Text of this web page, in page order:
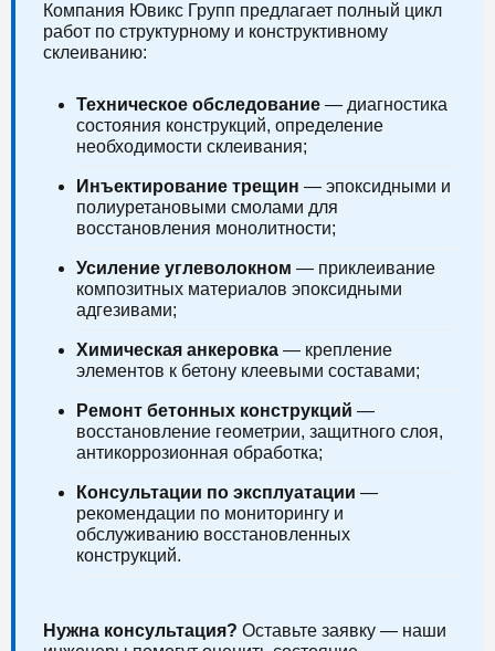
Компания Ювикс Групп предлагает полный цикл
работ по структурному и конструктивному
склеиванию:
Техническое обследование — диагностика
состояния конструкций, определение
необходимости склеивания;
Инъектирование трещин — эпоксидными и
полиуретановыми смолами для
восстановления монолитности;
Усиление углеволокном — приклеивание
композитных материалов эпоксидными
адгезивами;
Химическая анкеровка — крепление
элементов к бетону клеевыми составами;
Ремонт бетонных конструкций —
восстановление геометрии, защитного слоя,
антикоррозионная обработка;
Консультации по эксплуатации —
рекомендации по мониторингу и
обслуживанию восстановленных
конструкций.
Нужна консультация? Оставьте заявку — наши